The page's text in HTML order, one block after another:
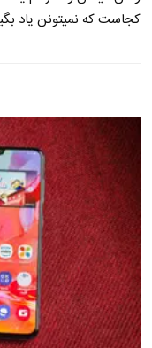
کجاست که نمیتونن یاد